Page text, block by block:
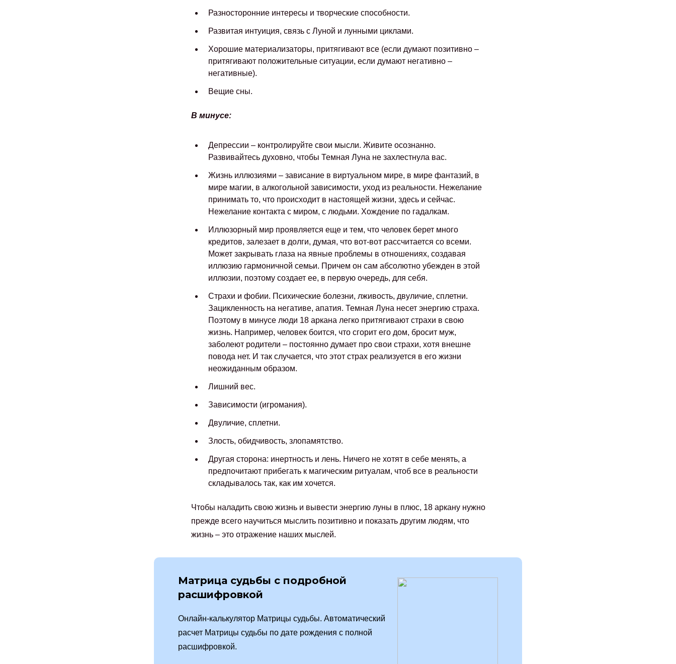
Разносторонние интересы и творческие способности.
Развитая интуиция, связь с Луной и лунными циклами.
Хорошие материализаторы, притягивают все (если думают позитивно –
притягивают положительные ситуации, если думают негативно –
негативные).
Вещие сны.
В минусе:
Депрессии – контролируйте свои мысли. Живите осознанно.
Развивайтесь духовно, чтобы Темная Луна не захлестнула вас.
Жизнь иллюзиями – зависание в виртуальном мире, в мире фантазий, в
мире магии, в алкогольной зависимости, уход из реальности. Нежелание
принимать то, что происходит в настоящей жизни, здесь и сейчас.
Нежелание контакта с миром, с людьми. Хождение по гадалкам.
Иллюзорный мир проявляется еще и тем, что человек берет много
кредитов, залезает в долги, думая, что вот-вот рассчитается со всеми.
Может закрывать глаза на явные проблемы в отношениях, создавая
иллюзию гармоничной семьи. Причем он сам абсолютно убежден в этой
иллюзии, поэтому создает ее, в первую очередь, для себя.
Страхи и фобии. Психические болезни, лживость, двуличие, сплетни.
Зацикленность на негативе, апатия. Темная Луна несет энергию страха.
Поэтому в минусе люди 18 аркана легко притягивают страхи в свою
жизнь. Например, человек боится, что сгорит его дом, бросит муж,
заболеют родители – постоянно думает про свои страхи, хотя внешне
повода нет. И так случается, что этот страх реализуется в его жизни
неожиданным образом.
Лишний вес.
Зависимости (игромания).
Двуличие, сплетни.
Злость, обидчивость, злопамятство.
Другая сторона: инертность и лень. Ничего не хотят в себе менять, а
предпочитают прибегать к магическим ритуалам, чтоб все в реальности
складывалось так, как им хочется.
Чтобы наладить свою жизнь и вывести энергию луны в плюс, 18 аркану нужно
прежде всего научиться мыслить позитивно и показать другим людям, что
жизнь – это отражение наших мыслей.
Матрица судьбы с подробной
расшифровкой
Онлайн-калькулятор Матрицы судьбы. Автоматический
расчет Матрицы судьбы по дате рождения с полной
расшифровкой.